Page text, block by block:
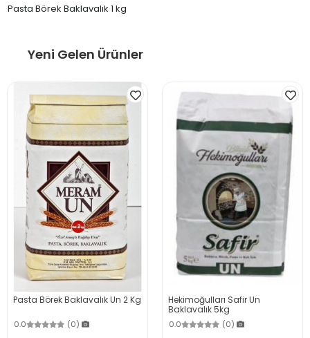
Pasta Börek Baklavalık 1 kg
Yeni Gelen Ürünler
Pasta Börek Baklavalık Un 2 Kg
0.0 (0)
Hekimoğulları Safir Un
Baklavalık 5kg
0.0 (0)